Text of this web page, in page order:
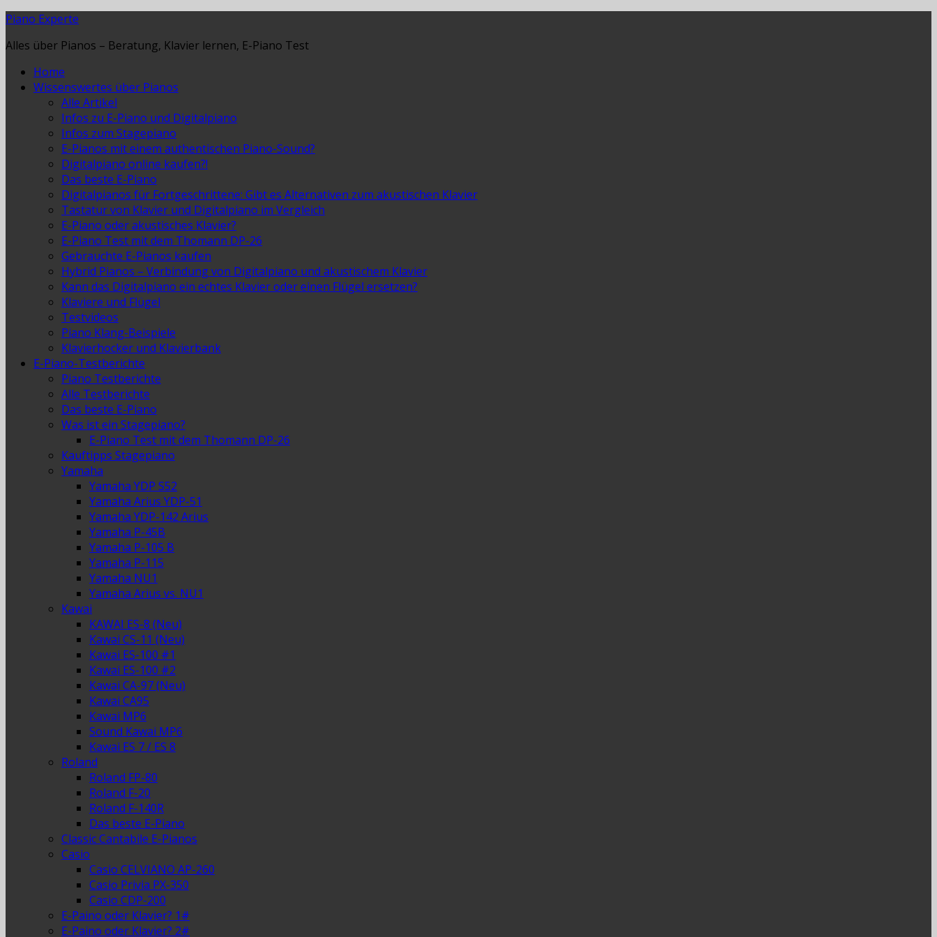
Piano Experte
Alles über Pianos – Beratung, Klavier lernen, E-Piano Test
Home
Wissenswertes über Pianos
Alle Artikel
Infos zu E-Piano und Digitalpiano
Infos zum Stagepiano
E-Pianos mit einem authentischen Piano-Sound?
Digitalpiano online kaufen?!
Das beste E-Piano
Digitalpianos für Fortgeschrittene: Gibt es Alternativen zum akustischen Klavier
Tastatur von Klavier und Digitalpiano im Vergleich
E-Piano oder akustisches Klavier?
E-Piano Test mit dem Thomann DP-26
Gebrauchte E-Pianos kaufen
Hybrid Pianos – Verbindung von Digitalpiano und akustischem Klavier
Kann das Digitalpiano ein echtes Klavier oder einen Flügel ersetzen?
Klaviere und Flügel
Testvideos
Piano Klang-Beispiele
Klavierhocker und Klavierbank
E-Piano-Testberichte
Piano Testberichte
Alle Testberichte
Das beste E-Piano
Was ist ein Stagepiano?
E-Piano Test mit dem Thomann DP-26
Kauftipps Stagepiano
Yamaha
Yamaha YDP S52
Yamaha Arius YDP-51
Yamaha YDP-142 Arius
Yamaha P-45B
Yamaha P-105 B
Yamaha P-115
Yamaha NU1
Yamaha Arius vs. NU1
Kawai
KAWAI ES-8 (Neu)
Kawai CS-11 (Neu)
Kawai ES-100 #1
Kawai ES-100 #2
Kawai CA-97 (Neu)
Kawai CA95
Kawai MP6
Sound Kawai MP6
Kawai ES 7 / ES 8
Roland
Roland FP-80
Roland F-20
Roland F-140R
Das beste E-Piano
Classic Cantabile E-Pianos
Casio
Casio CELVIANO AP-260
Casio Privia PX-350
Casio CDP-200
E-Paino oder Klavier? 1#
E-Paino oder Klavier? 2#